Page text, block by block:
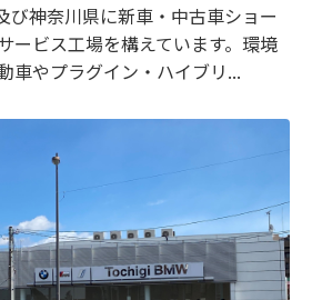
び神奈川県に新車・中古車ショー
ービス工場を構えています。環境
車やプラグイン・ハイブリ...